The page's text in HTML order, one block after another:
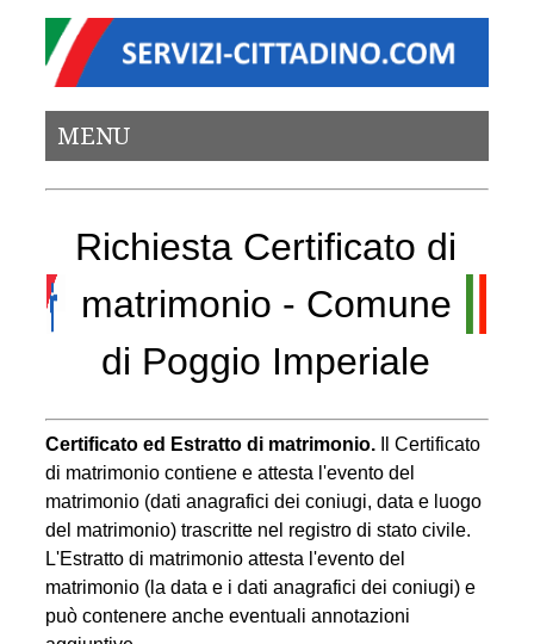
MENU
Richiesta Certificato di
matrimonio - Comune
di Poggio Imperiale
Certificato ed Estratto di matrimonio.
Il Certificato
di matrimonio contiene e attesta l'evento del
matrimonio (dati anagrafici dei coniugi, data e luogo
del matrimonio) trascritte nel registro di stato civile.
L'Estratto di matrimonio attesta l'evento del
matrimonio (la data e i dati anagrafici dei coniugi) e
può contenere anche eventuali annotazioni